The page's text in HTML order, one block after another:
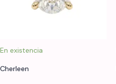
En existencia
Cherleen